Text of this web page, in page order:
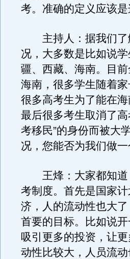
考。准确的定义应该是
主持人：据我们了
况，大多数是比如说
疆、西藏、海南。目
海南，很多学生随着
很多高考生为了能在
最后很多考生取消了
考移民”的身份而被大
况，您能否为我们做一
王烽：大家都知道
考制度。首先是国家
济，人的流动性也大
首要的目标。比如说
吸引更多的投资，让
动性比较大，人员流